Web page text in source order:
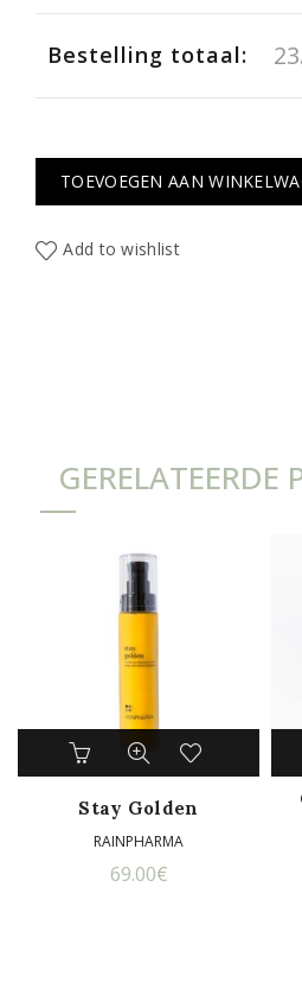
Bestelling totaal:
TOEVOEGEN AAN
Add to wishlist
GERELATEERDE
Stay Golden
RAINPHARMA
69.00€